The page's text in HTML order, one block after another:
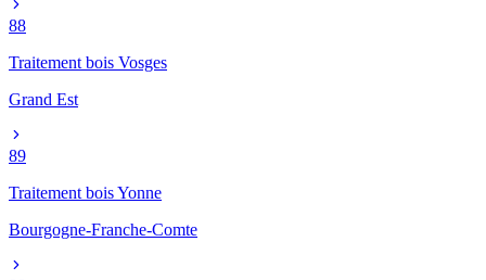
88
Traitement bois Vosges
Grand Est
89
Traitement boisYonne
Bourgogne-Franche-Comte